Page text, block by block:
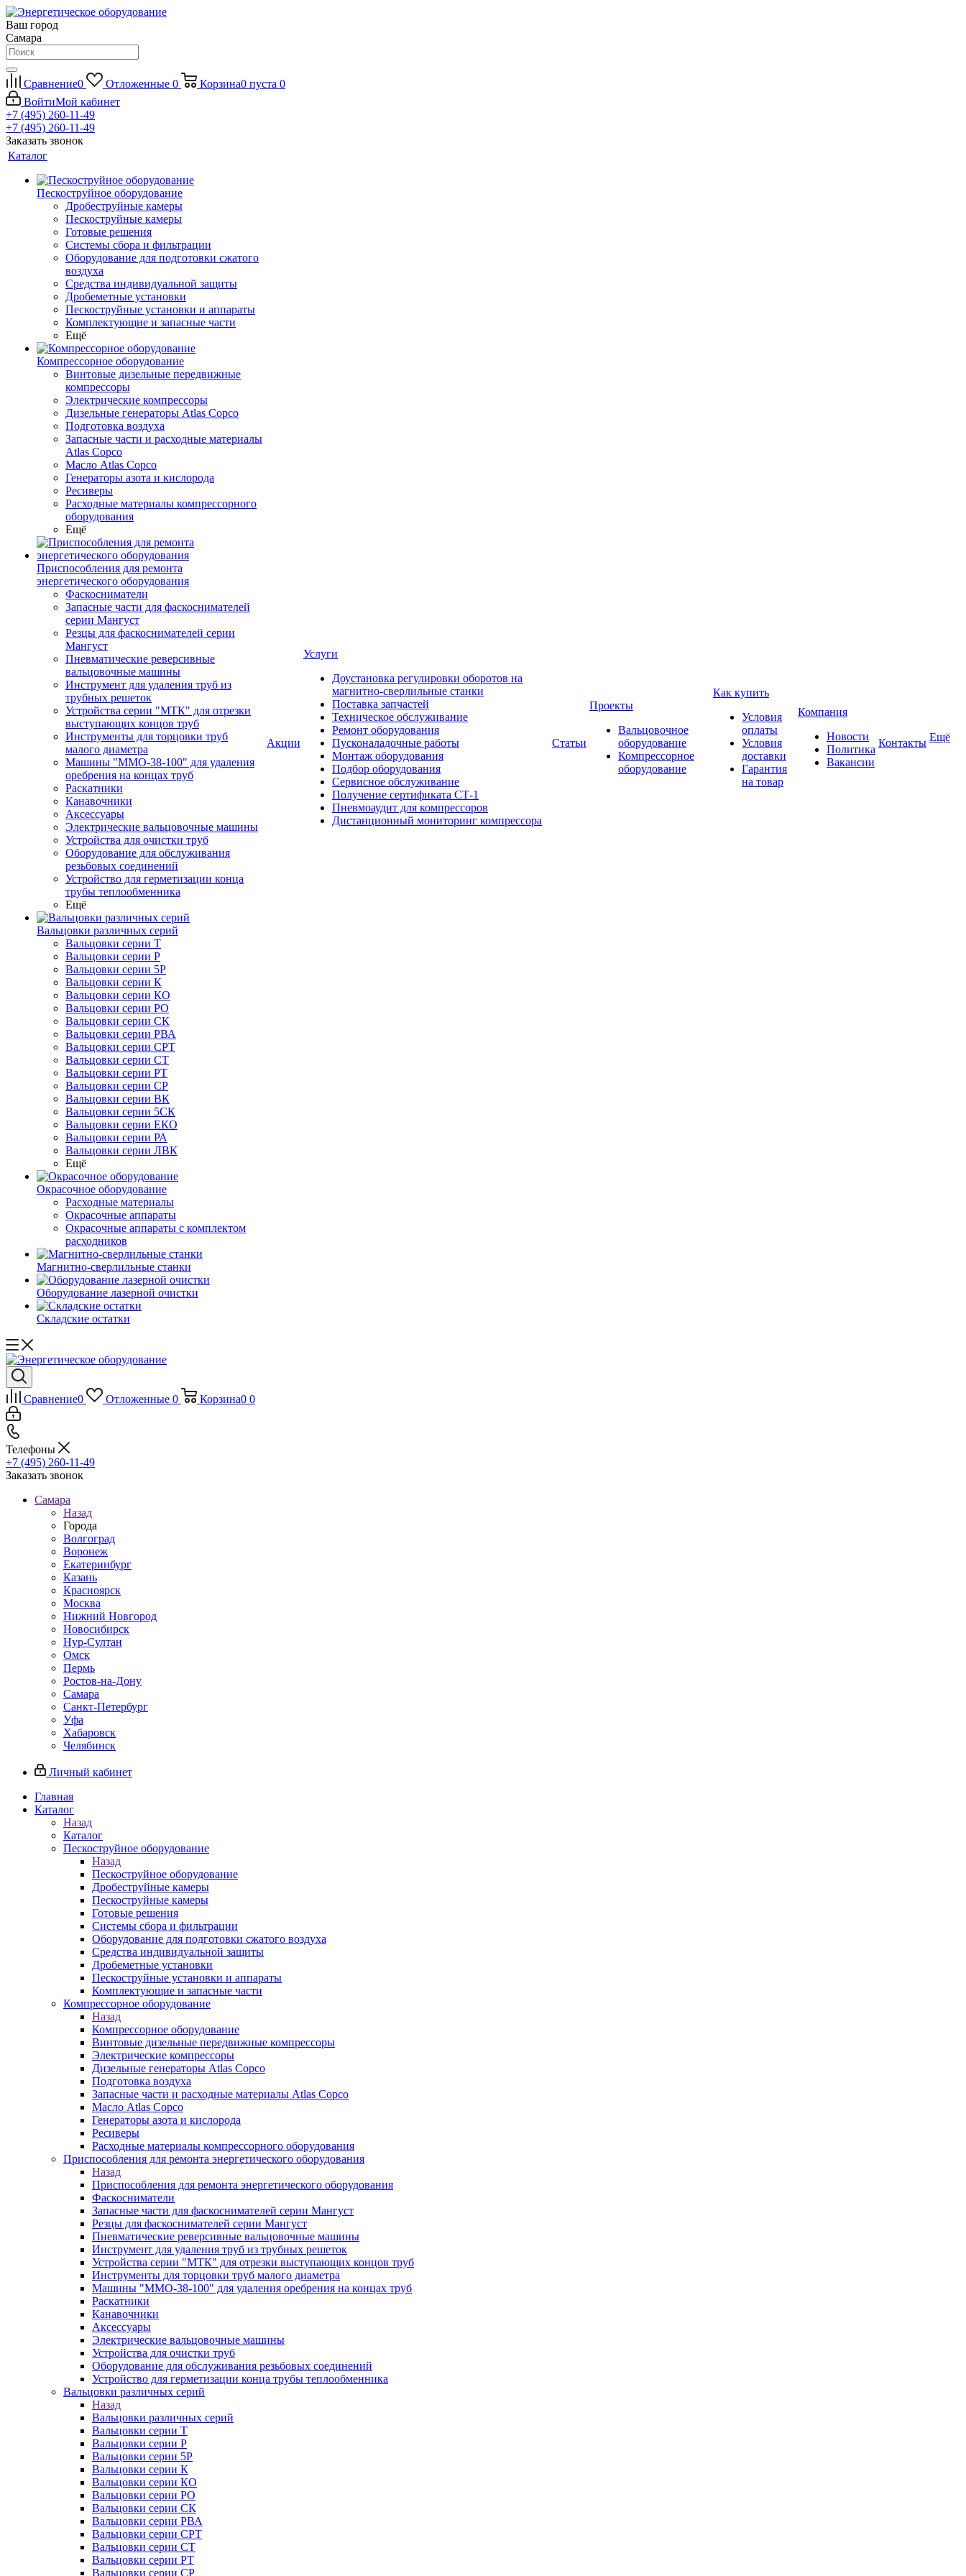
Ваш город
Самара
Сравнение0 Отложенные 0 Корзина0 пуста 0
ВойтиМой кабинет
+7 (495) 260-11-49
+7 (495) 260-11-49
Заказать звонок
Каталог
Пескоструйное оборудование
Дробеструйные камеры
Пескоструйные камеры
Готовые решения
Системы сбора и фильтрации
Оборудование для подготовки сжатого
воздуха
Средства индивидуальной защиты
Дробеметные установки
Пескоструйные установки и аппараты
Комплектующие и запасные части
Ещё
Компрессорное оборудование
Винтовые дизельные передвижные
компрессоры
Электрические компрессоры
Дизельные генераторы Atlas Copco
Подготовка воздуха
Запасные части и расходные материалы
Atlas Copco
Масло Atlas Copco
Генераторы азота и кислорода
Ресиверы
Расходные материалы компрессорного
оборудования
Ещё
Приспособления для ремонта
энергетического оборудования
Фаскосниматели
Запасные части для фаскоснимателей
серии Мангуст
Резцы для фаскоснимателей серии
Мангуст
Пневматические реверсивные
вальцовочные машины
Инструмент для удаления труб из
трубных решеток
Устройства серии "МТК" для отрезки
выступающих концов труб
Инструменты для торцовки труб
малого диаметра
Машины "ММО-38-100" для удаления
оребрения на концах труб
Раскатники
Канавочники
Аксессуары
Электрические вальцовочные машины
Устройства для очистки труб
Оборудование для обслуживания
резьбовых соединений
Устройство для герметизации конца
трубы теплообменника
Ещё
Вальцовки различных серий
Вальцовки серии Т
Вальцовки серии Р
Вальцовки серии 5Р
Вальцовки серии К
Вальцовки серии КО
Вальцовки серии РО
Вальцовки серии СК
Вальцовки серии РВА
Вальцовки серии СРТ
Вальцовки серии СТ
Вальцовки серии РТ
Вальцовки серии СР
Вальцовки серии ВК
Вальцовки серии 5СК
Вальцовки серии ЕКО
Вальцовки серии РА
Вальцовки серии ЛВК
Ещё
Окрасочное оборудование
Расходные материалы
Окрасочные аппараты
Окрасочные аппараты с комплектом
расходников
Магнитно-сверлильные станки
Оборудование лазерной очистки
Складские остатки
Акции
Услуги
Доустановка регулировки оборотов на
магнитно-сверлильные станки
Поставка запчастей
Техническое обслуживание
Ремонт оборудования
Пусконаладочные работы
Монтаж оборудования
Подбор оборудования
Сервисное обслуживание
Получение сертификата СТ-1
Пневмоаудит для компрессоров
Дистанционный мониторинг компрессора
Статьи
Проекты
Вальцовочное
оборудование
Компрессорное
оборудование
Как купить
Условия
оплаты
Условия
доставки
Гарантия
на товар
Компания
Новости
Политика
Вакансии
Контакты Ещё
Сравнение0 Отложенные 0 Корзина0 0
Телефоны
+7 (495) 260-11-49
Заказать звонок
Самара
Назад
Города
Волгоград
Воронеж
Екатеринбург
Казань
Красноярск
Москва
Нижний Новгород
Новосибирск
Нур-Султан
Омск
Пермь
Ростов-на-Дону
Самара
Санкт-Петербург
Уфа
Хабаровск
Челябинск
Личный кабинет
Главная
Каталог
Назад
Каталог
Пескоструйное оборудование
Назад
Пескоструйное оборудование
Дробеструйные камеры
Пескоструйные камеры
Готовые решения
Системы сбора и фильтрации
Оборудование для подготовки сжатого воздуха
Средства индивидуальной защиты
Дробеметные установки
Пескоструйные установки и аппараты
Комплектующие и запасные части
Компрессорное оборудование
Назад
Компрессорное оборудование
Винтовые дизельные передвижные компрессоры
Электрические компрессоры
Дизельные генераторы Atlas Copco
Подготовка воздуха
Запасные части и расходные материалы Atlas Copco
Масло Atlas Copco
Генераторы азота и кислорода
Ресиверы
Расходные материалы компрессорного оборудования
Приспособления для ремонта энергетического оборудования
Назад
Приспособления для ремонта энергетического оборудования
Фаскосниматели
Запасные части для фаскоснимателей серии Мангуст
Резцы для фаскоснимателей серии Мангуст
Пневматические реверсивные вальцовочные машины
Инструмент для удаления труб из трубных решеток
Устройства серии "МТК" для отрезки выступающих концов труб
Инструменты для торцовки труб малого диаметра
Машины "ММО-38-100" для удаления оребрения на концах труб
Раскатники
Канавочники
Аксессуары
Электрические вальцовочные машины
Устройства для очистки труб
Оборудование для обслуживания резьбовых соединений
Устройство для герметизации конца трубы теплообменника
Вальцовки различных серий
Назад
Вальцовки различных серий
Вальцовки серии Т
Вальцовки серии Р
Вальцовки серии 5Р
Вальцовки серии К
Вальцовки серии КО
Вальцовки серии РО
Вальцовки серии СК
Вальцовки серии РВА
Вальцовки серии СРТ
Вальцовки серии СТ
Вальцовки серии РТ
Вальцовки серии СР